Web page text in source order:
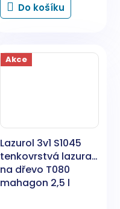
Do košíku
Akce
Lazurol 3v1 S1045
tenkovrstvá lazura
na dřevo T080
mahagon 2,5 l